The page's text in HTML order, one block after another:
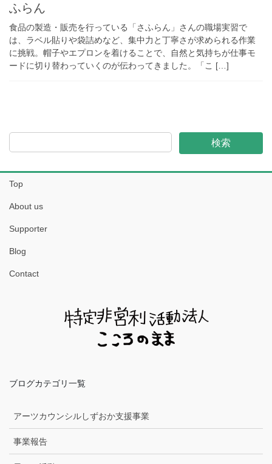
ふらん
食品の製造・販売を行っている「さふらん」さんの職場実習で
は、ラベル貼りや袋詰めなど、集中力と丁寧さが求められる作業
に挑戦。帽子やエプロンを着けることで、自然と気持ちが仕事モ
ードに切り替わっていくのが伝わってきました。「こ […]
検索
Top
About us
Supporter
Blog
Contact
ブログカテゴリ一覧
アーツカウンシルしずおか支援事業
事業報告